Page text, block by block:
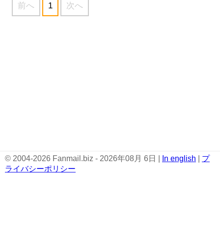
前へ 1 次へ
© 2004-2026 Fanmail.biz - 2026年08月 6日 | In english
プ
ライバシーポリシー